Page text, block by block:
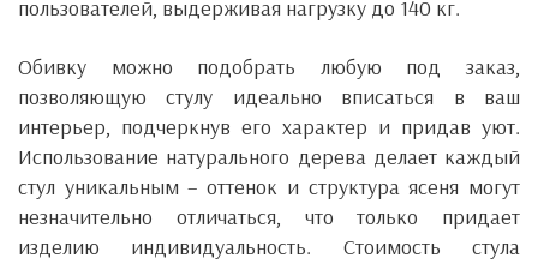
пользователей, выдерживая нагрузку до 140 кг.
Обивку можно подобрать любую под заказ,
позволяющую стулу идеально вписаться в ваш
интерьер, подчеркнув его характер и придав уют.
Использование натурального дерева делает каждый
стул уникальным – оттенок и структура ясеня могут
незначительно отличаться, что только придает
изделию индивидуальность. Стоимость стула